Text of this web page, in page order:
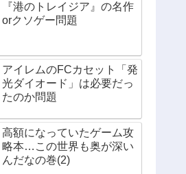
『港のトレイジア』の名作
orクソゲー問題
アイレムのFCカセット「発
光ダイオード」は必要だっ
たのか問題
高額になっていたゲーム攻
略本…この世界も奥が深い
んだなの巻(2)